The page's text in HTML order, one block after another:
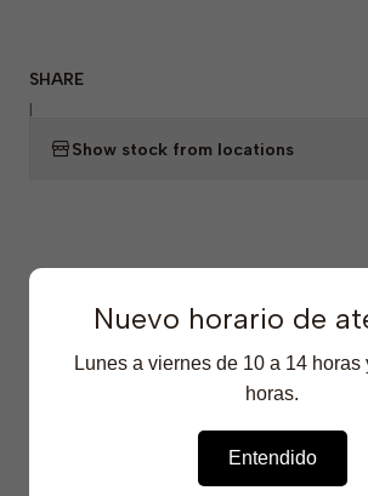
SHARE
|
Show stock from locations
Featured
Eliminador de Olores de
Nuevo horario de
Lunes a viernes de 10 a 14 horas
horas.
Entendido